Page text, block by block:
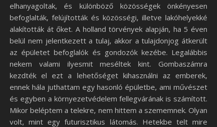
elhanyagoltak, és különböző közösségek önkényesen
befoglalták, felújították és közösségi, illetve lakóhelyekké
alakították át őket. A holland törvények alapján, ha 5 éven
belül nem jelentkezett a tulaj, akkor a tulajdonjog átkerült
az épületet befoglalók és gondozók kezébe. Legalábbis
nekem valami ilyesmit meséltek kint. Gombaszámra
kezdték el ezt a lehetőséget kihasználni az emberek,
ennek hála juthattam egy hasonló épületbe, ami művészet
és egyben a környezetvédelem fellegvárának is számított.
Mikor beléptem a telekre, nem hittem a szememnek. Olyan
volt, mint egy futurisztikus látomás. Hetekbe telt mire